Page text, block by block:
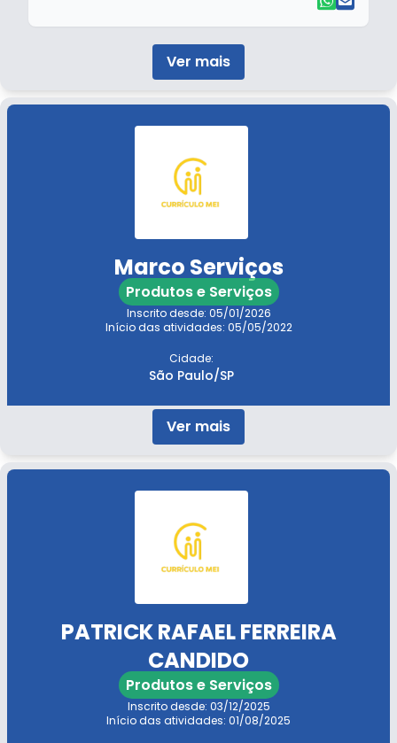
Ver mais
Marco Serviços
Produtos e Serviços
Inscrito desde: 05/01/2026
Início das atividades: 05/05/2022
Cidade:
São Paulo/SP
Ver mais
PATRICK RAFAEL FERREIRA
CANDIDO
Produtos e Serviços
Inscrito desde: 03/12/2025
Início das atividades: 01/08/2025